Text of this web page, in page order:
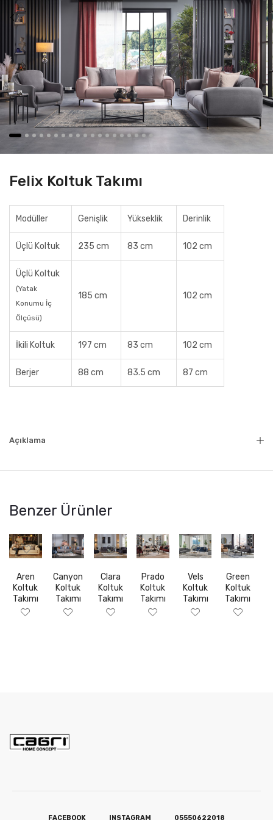
Felix Koltuk Takımı
Modüller Genişlik Yükseklik Derinlik
Üçlü Koltuk 235 cm 83 cm 102 cm
Üçlü Koltuk
(Yatak
Konumu İç
Ölçüsü)
185 cm 102 cm
İkili Koltuk 197 cm 83 cm 102 cm
Berjer 88 cm 83.5 cm 87 cm
Açıklama
Benzer Ürünler
Aren
Koltuk
Takımı
Canyon
Koltuk
Takımı
Clara
Koltuk
Takımı
Prado
Koltuk
Takımı
Vels
Koltuk
Takımı
Green
Koltuk
Takımı
FACEBOOK INSTAGRAM 05550622018